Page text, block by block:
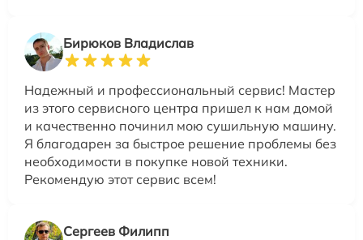
Бирюков Владислав
Надежный и профессиональный сервис! Мастер
из этого сервисного центра пришел к нам домой
и качественно починил мою сушильную машину.
Я благодарен за быстрое решение проблемы без
необходимости в покупке новой техники.
Рекомендую этот сервис всем!
Сергеев Филипп